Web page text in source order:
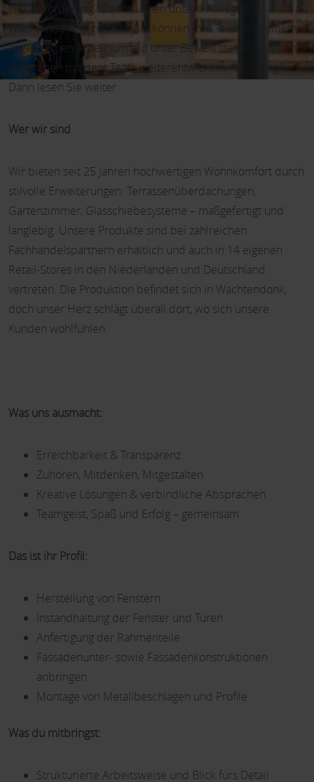
Herausforderung? Dann suchen unsere Kollegen in
Wachtendonk genau Sie. Sie können Ihre Talente in einem
angenehmen Arbeitsumfeld unter Beweis stellen und sich
zusammen mit dem Team weiterentwickeln. Neugierig?
Dann lesen Sie weiter.
Wer wir sind
Wir bieten seit 25 Jahren hochwertigen Wohnkomfort durch
stilvolle Erweiterungen: Terrassenüberdachungen,
Gartenzimmer, Glasschiebesysteme – maßgefertigt und
langlebig. Unsere Produkte sind bei zahlreichen
Fachhandelspartnern erhältlich und auch in 14 eigenen
Retail-Stores in den Niederlanden und Deutschland
vertreten. Die Produktion befindet sich in Wachtendonk,
doch unser Herz schlägt überall dort, wo sich unsere
Kunden wohlfühlen.
Was uns ausmacht:
Erreichbarkeit & Transparenz
Zuhören, Mitdenken, Mitgestalten
Kreative Lösungen & verbindliche Absprachen
Teamgeist, Spaß und Erfolg – gemeinsam
Das ist ihr Profil:
Herstellung von Fenstern
Instandhaltung der Fenster und Türen
Anfertigung der Rahmenteile
Fassadenunter- sowie Fassadenkonstruktionen
anbringen
Montage von Metallbeschlägen und Profile
Was du mitbringst:
Strukturierte Arbeitsweise und Blick fürs Detail